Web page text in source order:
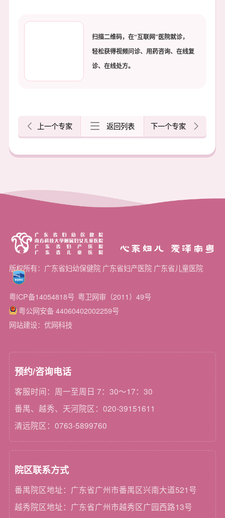
扫描二维码，在“互联网”医院就诊，
轻松获得视频问诊、用药咨询、在线复
诊、在线处方。
上一个专家 返回列表 下一个专家
心系妇儿 爱泽南粤
版权所有：广东省妇幼保健院 广东省妇产医院 广东省儿童医院
粤ICP备14054818号 粤卫网审（2011）49号
粤公网安备 44060402002259号
网站建设：优网科技
预约/咨询电话
客服时间：周一至周日 7：30～17：30
番禺、越秀、天河院区：020-39151611
清远院区：0763-5899760
院区联系方式
番禺院区地址：广东省广州市番禺区兴南大道521号
越秀院区地址：广东省广州市越秀区广园西路13号